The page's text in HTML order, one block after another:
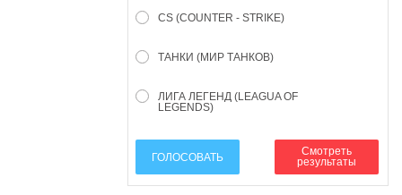
CS (COUNTER - STRIKE)
ТАНКИ (МИР ТАНКОВ)
ЛИГА ЛЕГЕНД (LEAGUA OF
LEGENDS)
ГОЛОСОВАТЬ
Смотреть
результаты